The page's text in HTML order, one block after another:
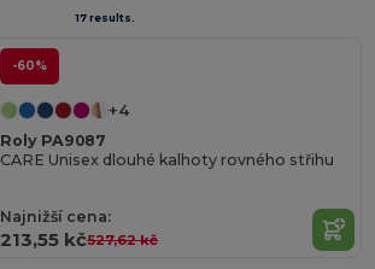
17 results.
-60%
+4
Roly PA9087
CARE Unisex dlouhé kalhoty rovného střihu
Najnižší cena:
213,55 kč527,62 kč